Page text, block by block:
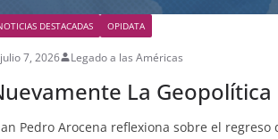
DESTACADAS OPIDATA
julio 7, 2026 Legado a las Américas
La Geopolítica
Pedro Arocena reflexiona sobre el